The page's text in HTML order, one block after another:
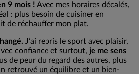
9 mois ! Avec mes horaires décalés,
: plus besoin de cuisiner en
de réchauffer mon plat.
J’ai repris le sport avec plaisir,
confiance et surtout, je me sens
de peur du regard des autres, plus
retrouvé un équilibre et un bien-